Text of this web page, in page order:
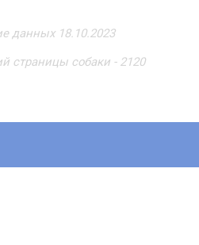
данных 18.10.2023
страницы собаки - 2120